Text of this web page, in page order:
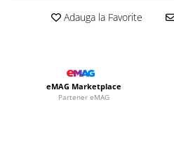
Adauga la Favorite
eMAG Marketplace
Partener eMAG